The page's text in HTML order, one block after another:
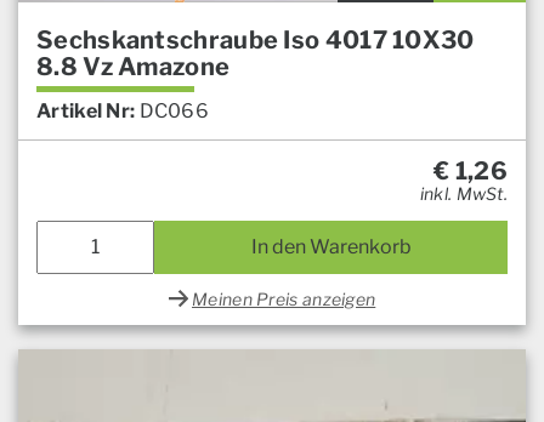
Sechskantschraube Iso 4017 10X30
8.8 Vz Amazone
Artikel Nr: DC066
€ 1,26
inkl. MwSt.
In den Warenkorb
Meinen Preis anzeigen